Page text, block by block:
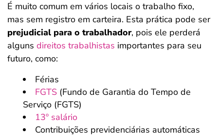
É muito comum em vários locais o trabalho fixo,
mas sem registro em carteira. Esta prática pode ser
prejudicial para o trabalhador, pois ele perderá
alguns direitos trabalhistas importantes para seu
futuro, como:
Férias
FGTS (Fundo de Garantia do Tempo de
Serviço (FGTS)
13º salário
Contribuições previdenciárias automáticas